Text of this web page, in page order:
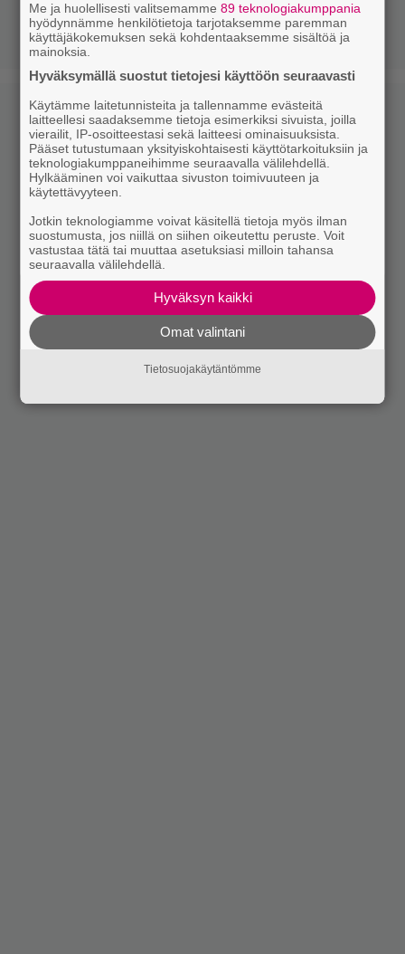
Me ja huolellisesti valitsemamme89 teknologiakumppania
hyödynnämme henkilötietoja tarjotaksemme paremman
käyttäjäkokemuksen sekä kohdentaaksemme sisältöä ja
mainoksia.
Hyväksymällä suostut tietojesi käyttöön seuraavasti
Käytämme laitetunnisteita ja tallennamme evästeitä
laitteellesi saadaksemme tietoja esimerkiksi sivuista, joilla
vierailit, IP-osoitteestasi sekä laitteesi ominaisuuksista.
Pääset tutustumaan yksityiskohtaisesti käyttötarkoituksiin ja
teknologiakumppaneihimme seuraavalla välilehdellä.
Hylkääminen voi vaikuttaa sivuston toimivuuteen ja
käytettävyyteen.
Jotkin teknologiamme voivat käsitellä tietoja myös ilman
suostumusta, jos niillä on siihen oikeutettu peruste. Voit
vastustaa tätä tai muuttaa asetuksiasi milloin tahansa
seuraavalla välilehdellä.
Hyväksyn kaikki
Omat valintani
Tietosuojakäytäntömme